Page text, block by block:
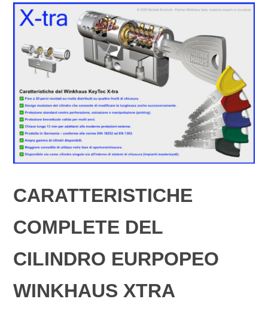
CARATTERISTICHE
COMPLETE DEL
CILINDRO EURPOPEO
WINKHAUS XTRA